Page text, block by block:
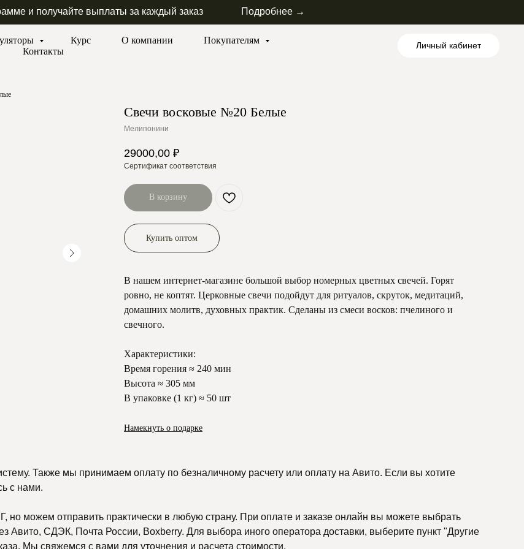
и получайте выплаты за каждый заказ Подробнее →
Курс О компании
Покупателям
Контакты
Личный кабинет
Свечи восковые №20 Белые
Мелипонини
29000,00 ₽
Сертификат соответствия
В корзину
Купить оптом
В нашем интернет-магазине большой выбор номерных цветных свечей. Горят
ровно, не коптят. Церковные свечи подойдут для ритуалов, скруток, медитаций,
домашних молитв, духовных практик. Сделаны из смеси восков: пчелиного и
свечного.
Характеристики:
Время горения ≈ 240 мин
Высота ≈ 305 мм
В упаковке (1 кг) ≈ 50 шт
Намекнуть о подарке
Также мы принимаем оплату по безналичному расчету или оплату на Авито. Если вы хотите
с нами.
можем отправить практически в любую страну. При оплате и заказе онлайн вы можете выбрать
Авито, СДЭК, Почта России, Boxberry. Для выбора иного оператора доставки, выберите пункт "Другие
Мы свяжемся с вами для уточнения и расчета стоимости.